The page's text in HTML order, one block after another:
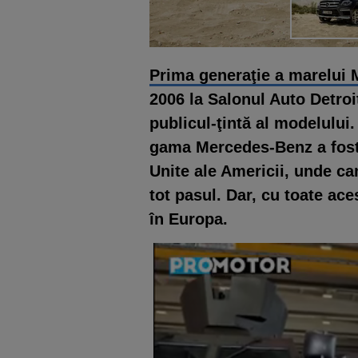
Prima generaţie a marelui
2006 la Salonul Auto
publicul-ţintă al modelului.
gama Mercedes-Benz a
Unite ale Americii, unde
tot pasul. Dar, cu toate
în Europa.